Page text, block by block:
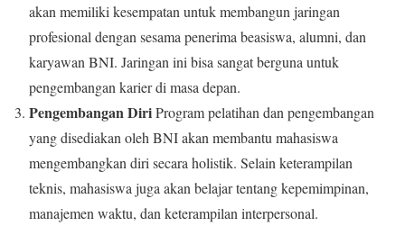
akan memiliki kesempatan untuk membangun jaringan
profesional dengan sesama penerima beasiswa, alumni, dan
karyawan BNI. Jaringan ini bisa sangat berguna untuk
pengembangan karier di masa depan.
Pengembangan DiriProgram pelatihan dan pengembangan
yang disediakan oleh BNI akan membantu mahasiswa
mengembangkan diri secara holistik. Selain keterampilan
teknis, mahasiswa juga akan belajar tentang kepemimpinan,
manajemen waktu, dan keterampilan interpersonal.